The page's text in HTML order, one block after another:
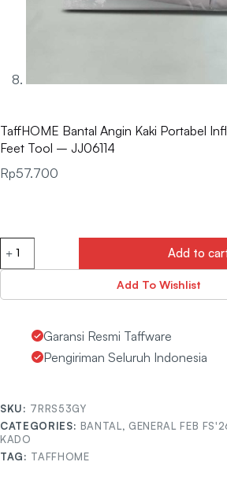
TaffHOME Bantal Angin Kaki Portabel
Feet Tool – JJ06114
Rp57.700
Add to
Add To Wishlist
Garansi Resmi Taffware
Pengiriman Seluruh Indonesia
SKU: 7RRS53GY
CATEGORIES: BANTAL, GENERAL FEB
KADO
TAG: TAFFHOME